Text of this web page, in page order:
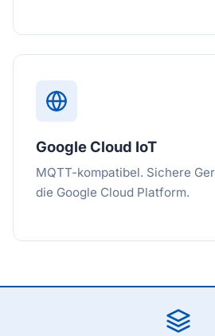
Google Cloud IoT
MQTT-kompatibel. Sichere
die Google Cloud Platform.